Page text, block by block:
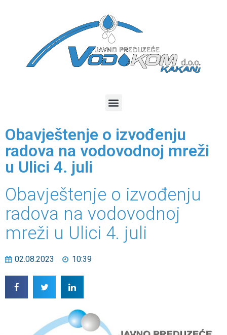
Obavještenje o izvođenju
radova na vodovodnoj mreži
u Ulici 4. juli
Obavještenje o izvođenju
radova na vodovodnoj
mreži u Ulici 4. juli
02.08.2023 10:39